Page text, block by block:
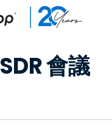
SDR 會議